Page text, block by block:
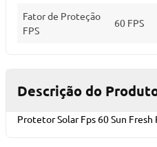
Fator de Proteção
FPS
60 FPS
Descrição do
Protetor Solar Fps 60 Sun